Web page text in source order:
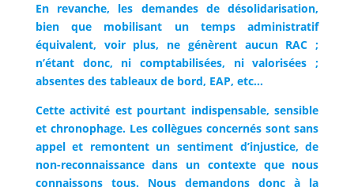
En revanche, les demandes de désolidarisation,
bien que mobilisant un temps administratif
équivalent, voir plus, ne génèrent aucun RAC ;
n’étant donc, ni comptabilisées, ni valorisées ;
absentes des tableaux de bord, EAP, etc…
Cette activité est pourtant indispensable, sensible
et chronophage. Les collègues concernés sont sans
appel et remontent un sentiment d’injustice, de
non-reconnaissance dans un contexte que nous
connaissons tous. Nous demandons donc à la